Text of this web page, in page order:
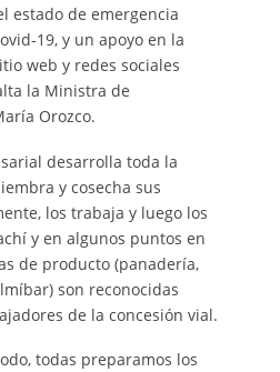
estado de emergencia
19, y un apoyo en la
web y redes sociales
la Ministra de
Orozco.
desarrolla toda la
y cosecha sus
los trabaja y luego los
y en algunos puntos en
de producto (panadería,
son reconocidas
de la concesión vial.
todas preparamos los